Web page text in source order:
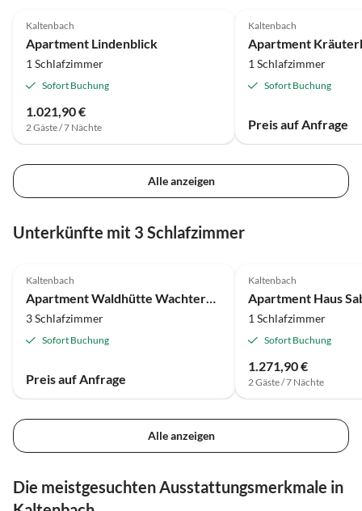
Kaltenbach
Apartment Lindenblick
1 Schlafzimmer
Sofort Buchung
1.021,90 €
2 Gäste / 7 Nächte
Kaltenbach
1 Schlafzimmer
Sofort Buchung
Preis auf Anfrage
Alle anzeigen
Unterkünfte mit 3 Schlafzimmer
Kaltenbach
Apartment Waldhütte Wachterhof Sommer
3 Schlafzimmer
Sofort Buchung
Preis auf Anfrage
Kaltenbach
1 Schlafzimmer
Sofort Buchung
1.271,90 €
2 Gäste / 7 Nächte
Alle anzeigen
Die meistgesuchten Ausstattungsmerkmale in